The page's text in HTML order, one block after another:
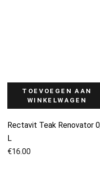
TOEVOEGEN AAN
WINKELWAGEN
Rectavit Teak Renovator
L
€16.00